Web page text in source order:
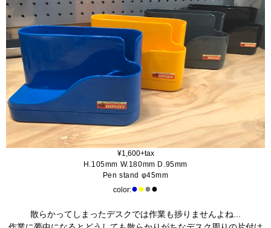
¥1,600+tax
H.105mm W.180mm D.95mm
Pen stand φ45mm
color:●●●●
散らかってしまったデスクでは作業も捗りませんよね...